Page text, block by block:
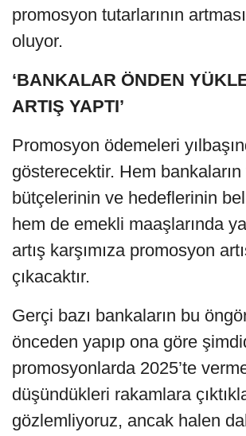
promosyon tutarlarının
oluyor.
‘BANKALAR ÖNDEN
ARTIŞ YAPTI’
Promosyon ödemeleri
gösterecektir. Hem bankaların
bütçelerinin ve hedeflerinin
hem de emekli maaşlarında
artış karşımıza promosyon
çıkacaktır.
Gerçi bazı bankaların bu
önceden yapıp ona göre
promosyonlarda 2025’te
düşündükleri rakamlara
gözlemliyoruz, ancak halen